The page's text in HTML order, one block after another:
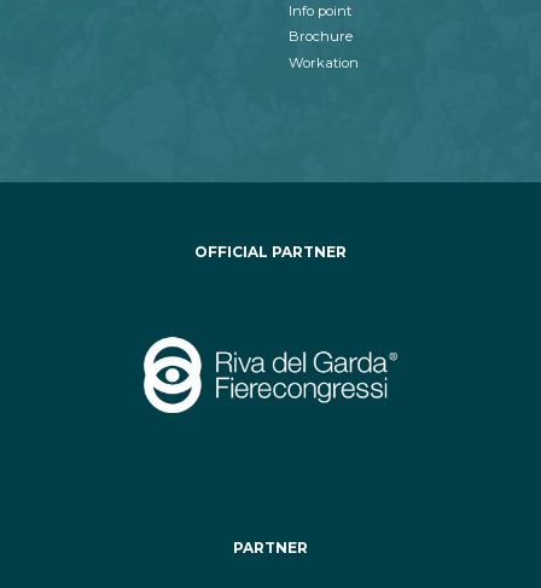
Info point
Brochure
Workation
OFFICIAL PARTNER
PARTNER